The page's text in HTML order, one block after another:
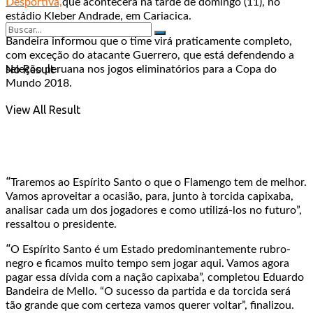
No Result
View All Result
estádio Kleber Andrade, em Cariacica.
Bandeira informou que o time virá praticamente completo,
com exceção do atacante Guerrero, que está defendendo a
seleção peruana nos jogos eliminatórios para a Copa do
Mundo 2018.
“Traremos ao Espírito Santo o que o Flamengo tem de melhor.
Vamos aproveitar a ocasião, para, junto à torcida capixaba,
analisar cada um dos jogadores e como utilizá-los no futuro”,
ressaltou o presidente.
“O Espírito Santo é um Estado predominantemente rubro-
negro e ficamos muito tempo sem jogar aqui. Vamos agora
pagar essa dívida com a nação capixaba”, completou Eduardo
Bandeira de Mello. “O sucesso da partida e da torcida será
tão grande que com certeza vamos querer voltar”, finalizou.